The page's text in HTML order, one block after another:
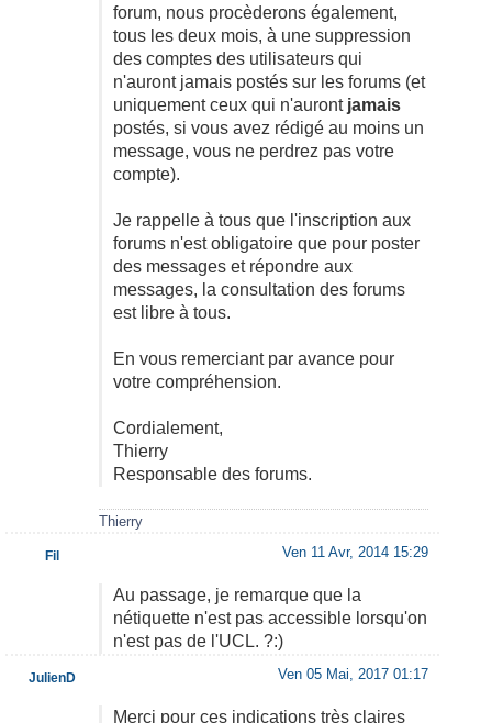
forum, nous procèderons également,
tous les deux mois, à une suppression
des comptes des utilisateurs qui
n'auront jamais postés sur les forums (et
uniquement ceux qui n'auront jamais
postés, si vous avez rédigé au moins un
message, vous ne perdrez pas votre
compte).
Je rappelle à tous que l'inscription aux
forums n'est obligatoire que pour poster
des messages et répondre aux
messages, la consultation des forums
est libre à tous.
En vous remerciant par avance pour
votre compréhension.
Cordialement,
Thierry
Responsable des forums.
Thierry
Ven 11 Avr, 2014 15:29
Au passage, je remarque que la
nétiquette n'est pas accessible lorsqu'on
n'est pas de l'UCL. ?:)
Fil
Ven 05 Mai, 2017 01:17
Merci pour ces indications très claires
JulienD